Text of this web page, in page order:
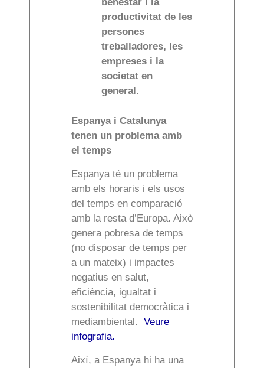
productivitat de les
persones
treballadores, les
empreses i la
societat en
general.
Espanya i Catalunya
tenen un problema amb
el temps
Espanya té un problema
amb els horaris i els usos
del temps en comparació
amb la resta d’Europa. Això
genera pobresa de temps
(no disposar de temps per
a un mateix) i impactes
negatius en salut,
eficiència, igualtat i
sostenibilitat democràtica i
mediambiental. Veure
infografia.
Així, a Espanya hi ha una